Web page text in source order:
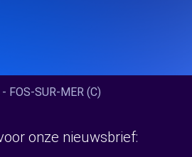
FOS-SUR-MER (C)
onze nieuwsbrief: